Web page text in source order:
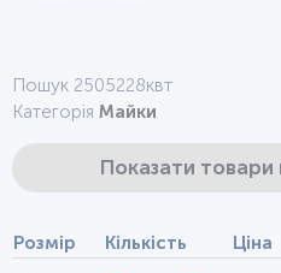
Пошук 2505228квт
Категорія Майки
Показати товари
Розмір Кількість Ціна